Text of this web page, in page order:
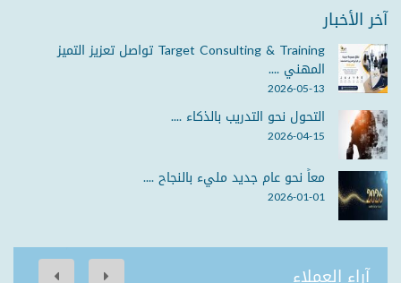
آخر الأخبار
Target Consulting & Training تواصل تعزيز التميز
المهني ....
2026-05-13
التحول نحو التدريب بالذكاء ....
2026-04-15
معاً نحو عام جديد مليء بالنجاح ....
2026-01-01
آراء العملاء